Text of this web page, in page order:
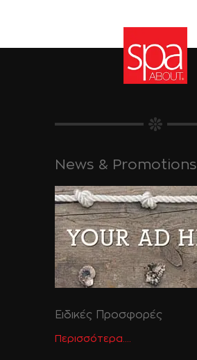
News & Promotions
Ειδικές Προσφορές
Περισσότερα....